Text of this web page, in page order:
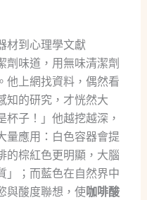
材到心理學文獻
劑味道，用無味清潔劑
他上網找資料，偶然看
知的研究，才恍然大
子！」他越挖越深，
量應用：白色容器會提
的棕紅色更明顯，大腦
」；而藍色在自然界中
與酸度聯想，使咖啡酸